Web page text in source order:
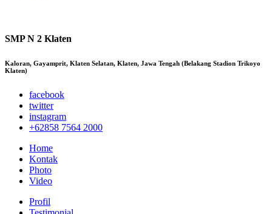
SMP N 2 Klaten
Kaloran, Gayamprit, Klaten Selatan, Klaten, Jawa Tengah (Belakang Stadion Trikoyo
Klaten)
facebook
twitter
instagram
+62858 7564 2000
Home
Kontak
Photo
Video
Profil